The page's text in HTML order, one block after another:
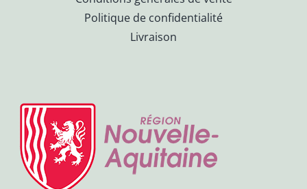
Politique de confidentialité
Livraison